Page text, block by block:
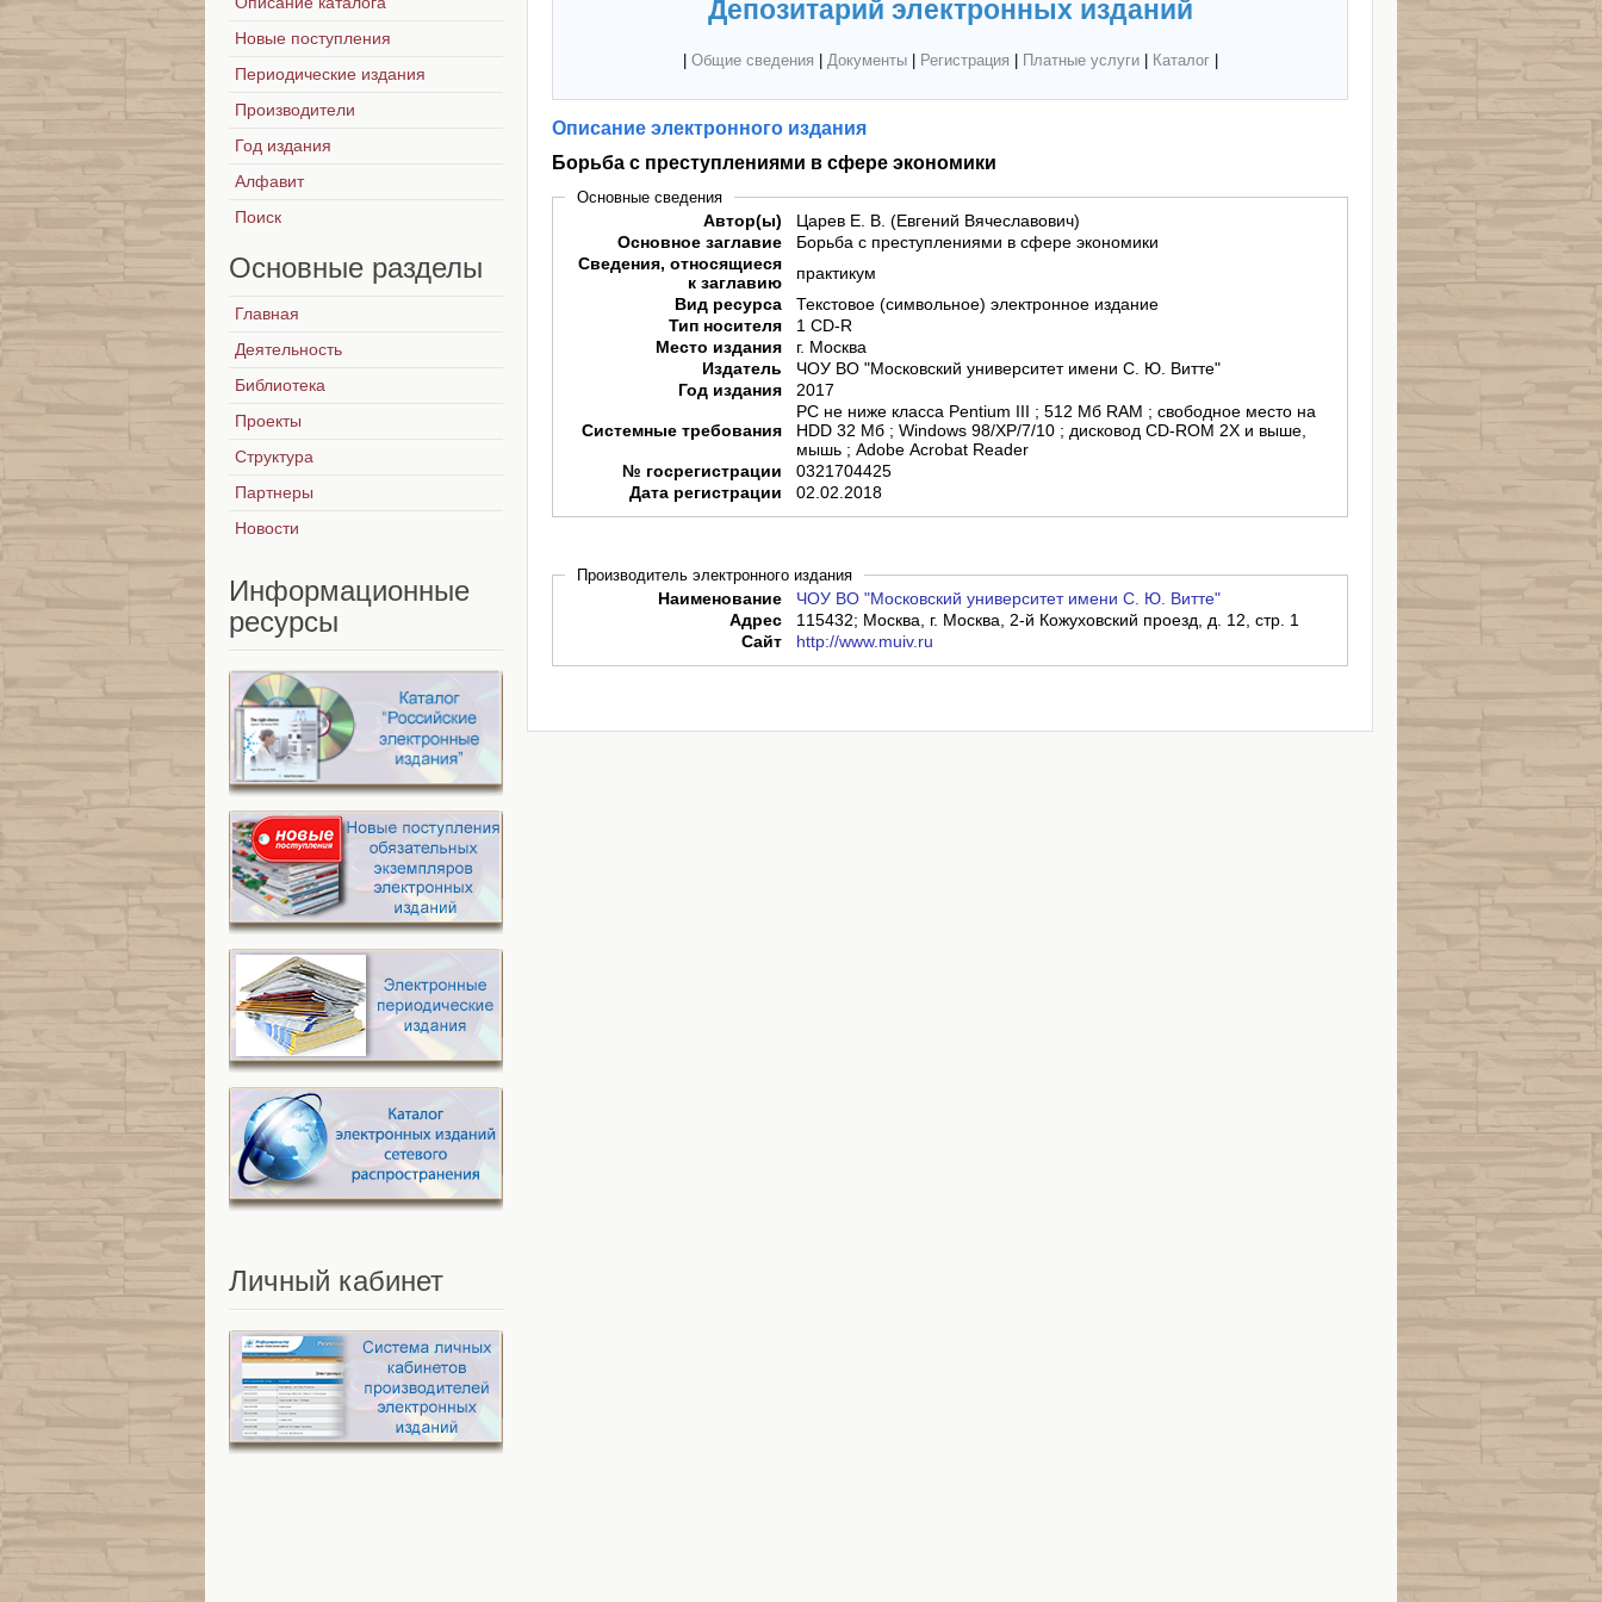
Депозитарий электронных изданий
Общие сведения Документы| Регистрация Платные услуги| Каталог|
Описание электронного издания
Борьба с преступлениями в сфере экономики
Основные сведения
Автор(ы)
Царев Е. В. (Евгений Вячеславович)
Основное заглавие
Борьба с преступлениями в сфере экономики
Сведения, относящиеся
к заглавию
практикум
Вид ресурса
Текстовое (символьное) электронное издание
Тип носителя
1 CD-R
Место издания
г. Москва
Издатель
ЧОУ ВО "Московский университет имени С. Ю. Витте"
Год издания
2017
Системные требования
PC не ниже класса Pentium III ; 512 Мб RAM ; свободное место на
HDD 32 Мб ; Windows 98/XP/7/10 ; дисковод CD-ROM 2X и выше,
мышь ; Adobe Acrobat Reader
№ госрегистрации
0321704425
Дата регистрации
02.02.2018
Производитель электронного издания
Наименование
ЧОУ ВО "Московский университет имени С. Ю. Витте"
Адрес
115432; Москва, г. Москва, 2-й Кожуховский проезд, д. 12, стр. 1
Сайт
http://www.muiv.ru
Новые поступления
Периодические издания
Производители
Год издания
Алфавит
Поиск
Основные разделы
Главная
Деятельность
Библиотека
Проекты
Структура
Партнеры
Новости
Информационные
ресурсы
Личный кабинет